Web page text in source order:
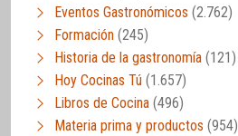
Eventos Gastronómicos (2.762)
Formación (245)
Historia de la gastronomía (121)
Hoy Cocinas Tú (1.657)
Libros de Cocina (496)
Materia prima y productos (954)